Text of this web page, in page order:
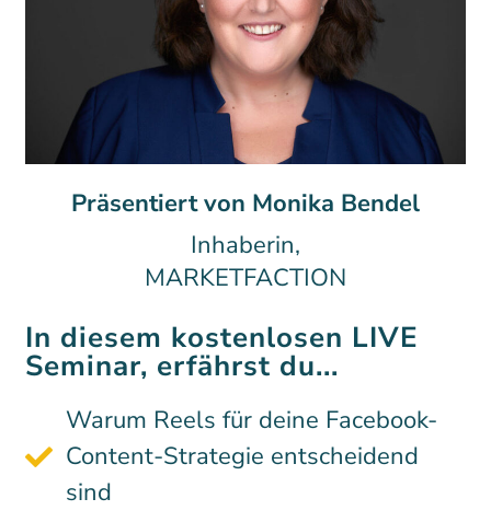
Präsentiert von Monika Bendel
Inhaberin,
MARKETFACTION
In diesem kostenlosen LIVE
Seminar, erfährst du...
Warum Reels für deine Facebook-
Content-Strategie entscheidend
sind